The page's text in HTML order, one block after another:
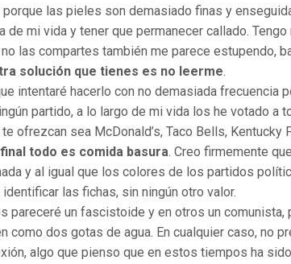
las pieles son demasiado finas y
de mi vida y tener que permanecer callado.
las compartes también me parece estupendo,
solución que tienes es no leerme.
intentaré hacerlo con no demasiada frecuencia
partido, a lo largo de mi vida los he votado a
ofrezcan sea McDonald’s, Taco Bells, Kentucky
todo es comida basura. Creo firmemente
y al igual que los colores de los partidos
las fichas, sin ningún otro valor.
pareceré un fascistoide y en otros un
como dos gotas de agua. En cualquier caso, no
algo que pienso que en estos tiempos ha